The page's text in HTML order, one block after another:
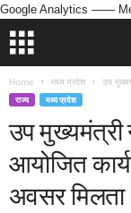
Google Analytics ——
Home मध्य प्रदेश उप
राज्य मध्य प्रदेश
उप मुख्यमंत्री
आयोजित
अवसर मिलता